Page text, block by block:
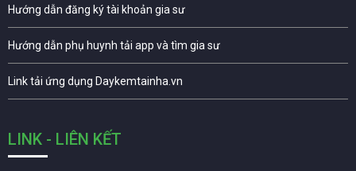
Hướng dẫn đăng ký tài khoản gia sư
Hướng dẫn phụ huynh tải app và tìm gia sư
Link tải ứng dụng Daykemtainha.vn
LINK - LIÊN KẾT